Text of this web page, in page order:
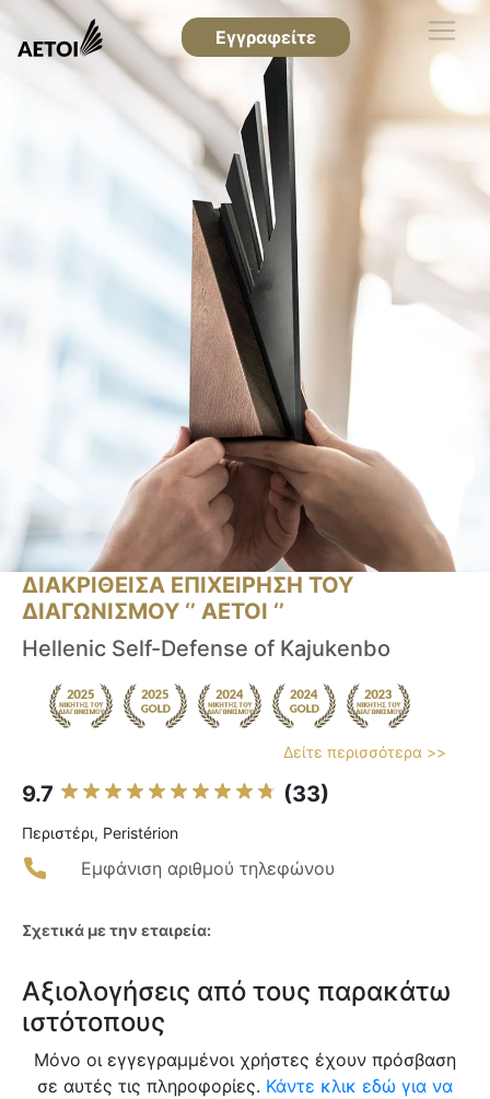
Εγγραφείτε
ΔΙΑΚΡΙΘΕΙΣΑ ΕΠΙΧΕΙΡΗΣΗ ΤΟΥ
ΔΙΑΓΩΝΙΣΜΟΥ ‘’ ΑΕΤΟΙ ‘’
Hellenic Self-Defense of Kajukenbo
Δείτε περισσότερα >>
9.7 (33)
Περιστέρι, Peristérion
Εμφάνιση αριθμού τηλεφώνου
Σχετικά με την εταιρεία:
Αξιολογήσεις από τους παρακάτω
ιστότοπους
Μόνο οι εγγεγραμμένοι χρήστες έχουν πρόσβαση
σε αυτές τις πληροφορίες. Κάντε κλικ εδώ για να